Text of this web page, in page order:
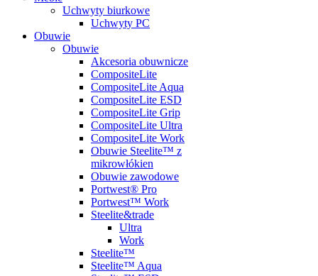
Uchwyty biurkowe
Uchwyty PC
Obuwie
Obuwie
Akcesoria obuwnicze
CompositeLite
CompositeLite Aqua
CompositeLite ESD
CompositeLite Grip
CompositeLite Ultra
CompositeLite Work
Obuwie Steelite™ z
mikrowłókien
Obuwie zawodowe
Portwest® Pro
Portwest™ Work
Steelite&trade
Ultra
Work
Steelite™
Steelite™ Aqua